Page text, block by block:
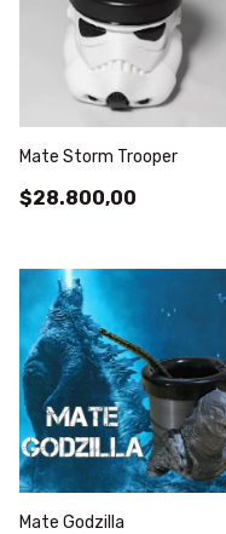
Mate Storm Trooper
$28.800,00
Mate Godzilla